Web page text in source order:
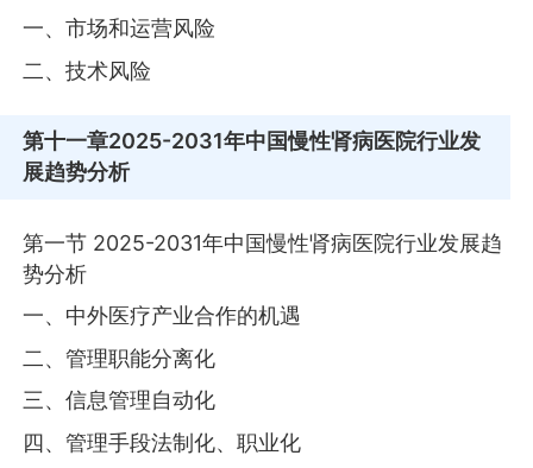
一、市场和运营风险
二、技术风险
第十一章2025-2031年中国慢性肾病医院行业发
展趋势分析
第一节 2025-2031年中国慢性肾病医院行业发展趋
势分析
一、中外医疗产业合作的机遇
二、管理职能分离化
三、信息管理自动化
四、管理手段法制化、职业化